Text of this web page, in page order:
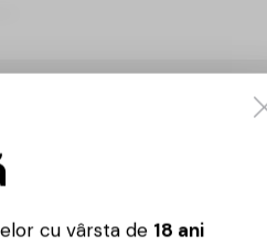
cu vârsta de 18 ani